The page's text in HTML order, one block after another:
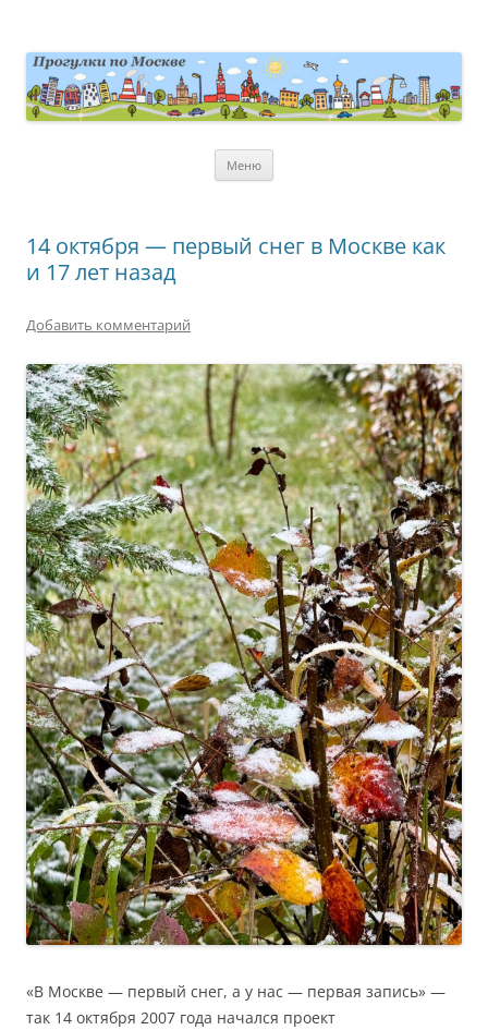
Меню
14 октября — первый снег в Москве как
и 17 лет назад
Добавить комментарий
«В Москве — первый снег, а у нас — первая запись» —
так 14 октября 2007 года начался проект